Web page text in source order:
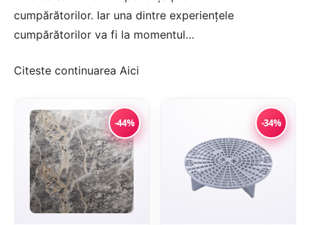
cumpărătorilor. Iar una dintre experiențele
cumpărătorilor va fi la momentul…
Citeste continuarea Aici
-44% -34%